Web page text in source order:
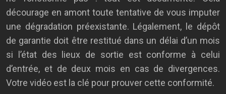
décourage en amont toute tentative de vous imputer
une dégradation préexistante. Légalement, le dépôt
de garantie doit être restitué dans un délai d’un mois
si l’état des lieux de sortie est conforme à celui
d’entrée, et de deux mois en cas de divergences.
Votre vidéo est la clé pour prouver cette conformité.